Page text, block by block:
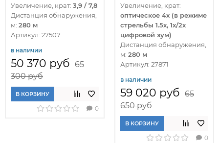
Увеличение, крат: 3,9 / 7,8
Дистанция обнаружения,
м: 280 м
Артикул: 27507
в наличии
50 370 руб 65
300 руб
В КОРЗИНУ
0
Увеличение, крат:
оптическое 4х (в режиме
стрельбы 1.5х, 1х/2х
цифровой зум)
Дистанция обнаружения,
м: 280 м
Артикул: 27871
в наличии
59 020 руб 65
650 руб
В КОРЗИНУ
0